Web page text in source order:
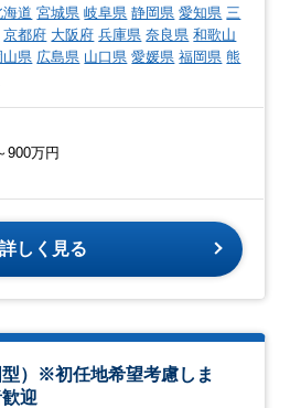
海道 宮城県 岐阜県 静岡県 愛知県 三
京都府 大阪府 兵庫県 奈良県 和歌山
山県 広島県 山口県 愛媛県 福岡県 熊
900万円
詳しく見る
）※初任地希望考慮しま
迎